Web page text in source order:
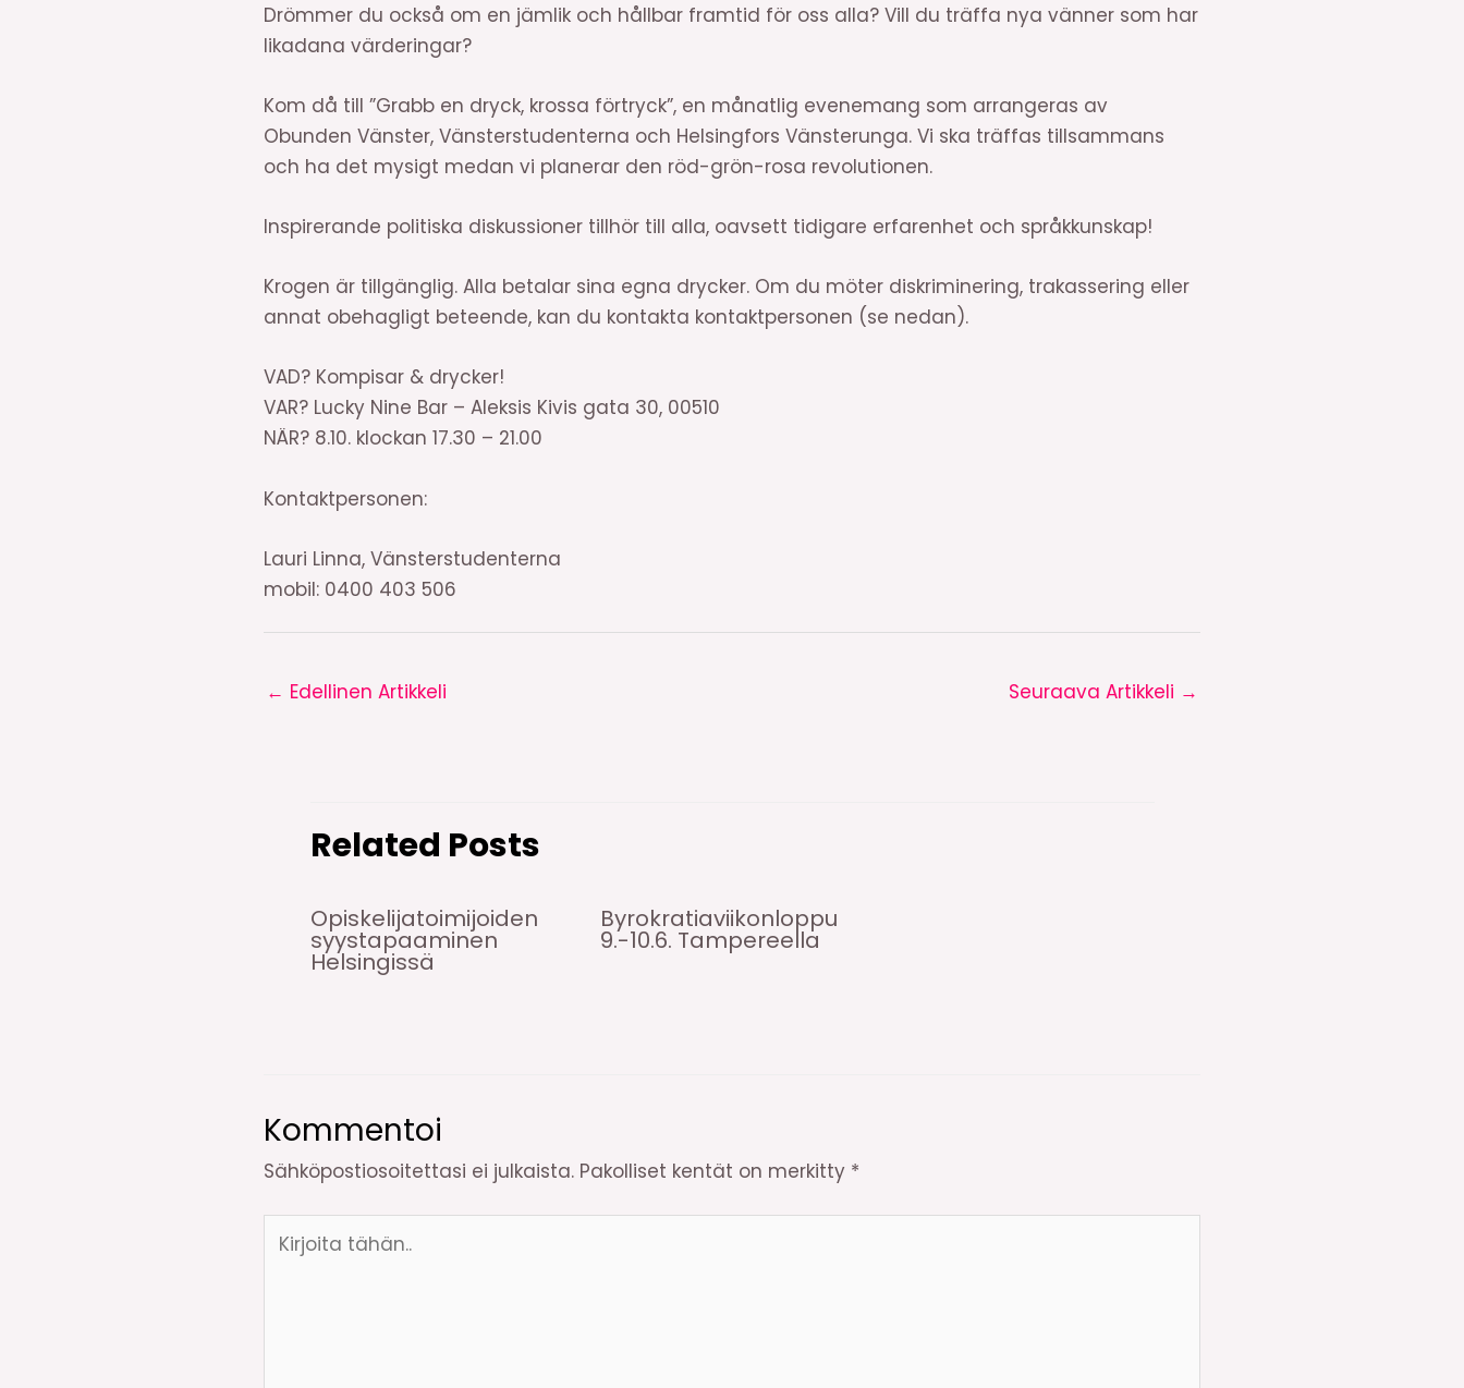
Drömmer du också om en jämlik och hållbar framtid för oss alla? Vill du träffa nya vänner som har
likadana värderingar?
Kom då till ”Grabb en dryck, krossa förtryck”, en månatlig evenemang som arrangeras av
Obunden Vänster, Vänsterstudenterna och Helsingfors Vänsterunga. Vi ska träffas tillsammans
och ha det mysigt medan vi planerar den röd-grön-rosa revolutionen.
Inspirerande politiska diskussioner tillhör till alla, oavsett tidigare erfarenhet och språkkunskap!
Krogen är tillgänglig. Alla betalar sina egna drycker. Om du möter diskriminering, trakassering eller
annat obehagligt beteende, kan du kontakta kontaktpersonen (se nedan).
VAD? Kompisar & drycker!
VAR? Lucky Nine Bar – Aleksis Kivis gata 30, 00510
NÄR? 8.10. klockan 17.30 – 21.00
Kontaktpersonen:
Lauri Linna, Vänsterstudenterna
mobil: 0400 403 506
← Edellinen Artikkeli Seuraava Artikkeli →
Related Posts
Opiskelijatoimijoiden
syystapaaminen
Helsingissä
Byrokratiaviikonloppu
9.-10.6. Tampereella
Kommentoi
Sähköpostiosoitettasi ei julkaista. Pakolliset kentät on merkitty *
tähän..